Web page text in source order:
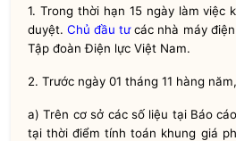
1. Trong thời hạn 15 ngày làm
duyệt.Chủ đầu tưcác nhà máy
Tập đoàn Điện lực Việt Nam.
2. Trước ngày 01 tháng 11 hàng
a) Trên cơ sở các số liệu tại Báo
tại thời điểm tính toán khung giá